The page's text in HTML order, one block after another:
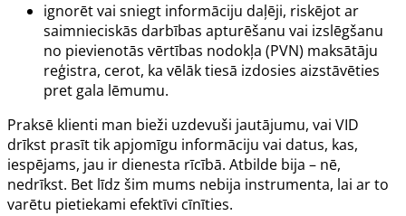
ignorēt vai sniegt informāciju daļēji, riskējot ar
saimnieciskās darbības apturēšanu vai izslēgšanu
no pievienotās vērtības nodokļa (PVN) maksātāju
reģistra, cerot, ka vēlāk tiesā izdosies aizstāvēties
pret gala lēmumu.
Praksē klienti man bieži uzdevuši jautājumu, vai VID
drīkst prasīt tik apjomīgu informāciju vai datus, kas,
iespējams, jau ir dienesta rīcībā. Atbilde bija – nē,
nedrīkst. Bet līdz šim mums nebija instrumenta, lai ar to
varētu pietiekami efektīvi cīnīties.